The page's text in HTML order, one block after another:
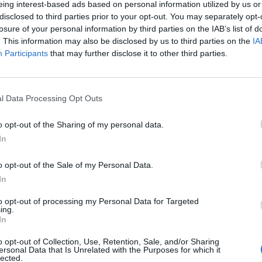
interest-based ads based on personal information utilized by us
to third parties prior to your opt-out. You may separately
of your personal information by third parties on the IAB’s list of
This information may also be disclosed by us to third parties on the
Participants that may further disclose it to other third parties.
Data Processing Opt Outs
opt-out of the Sharing of my personal data.
opt-out of the Sale of my Personal Data.
opt-out of processing my Personal Data for Targeted
opt-out of Collection, Use, Retention, Sale, and/or Sharing
Data that Is Unrelated with the Purposes for which it
1
Redacţia - miercuri, 3 iulie 2024 4
mascată: creștere economică de